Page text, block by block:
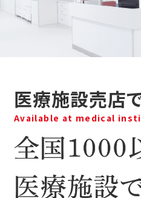
医療施設売店
Available at medical